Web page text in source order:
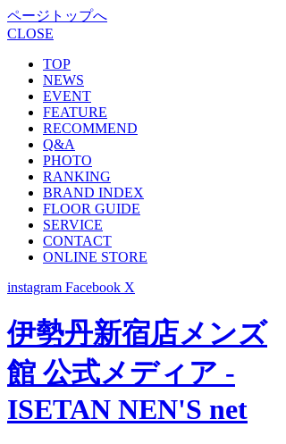
ページトップへ
CLOSE
TOP
NEWS
EVENT
FEATURE
RECOMMEND
Q&A
PHOTO
RANKING
BRAND INDEX
FLOOR GUIDE
SERVICE
CONTACT
ONLINE STORE
instagram Facebook X
伊勢丹新宿店メンズ
館 公式メディア -
ISETAN NEN'S net